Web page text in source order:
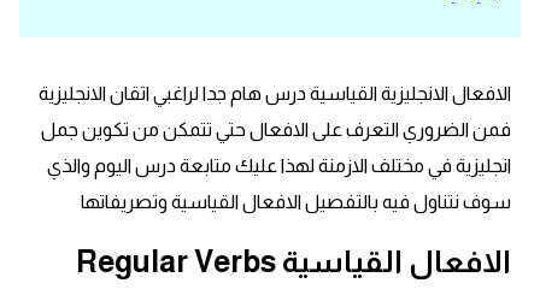
تعلم اللغة الفرنسية
تعلم اللغة الاسبانية
الافعال الانجليزية القياسية درس هام جدا لراغبي اتقان الانجليزية
فمن الضروري التعرف على الافعال حتي تتمكن من تكوين جمل
انجليزية في مختلف الازمنة لهذا عليك متابعة درس اليوم والذي
سوف نتناول فيه بالتفصيل الافعال القياسية وتصريفاتها
الافعال القياسية Regular Verbs